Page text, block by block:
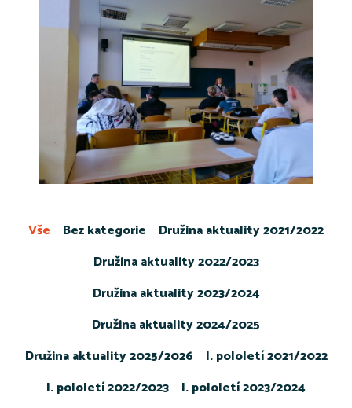
Bez kategorie
Družina aktuality 2021/2022
Družina aktuality 2022/2023
Družina aktuality 2023/2024
Družina aktuality 2024/2025
Družina aktuality 2025/2026
I. pololetí 2021/2022
I. pololetí 2022/2023
I. pololetí 2023/2024
Vše